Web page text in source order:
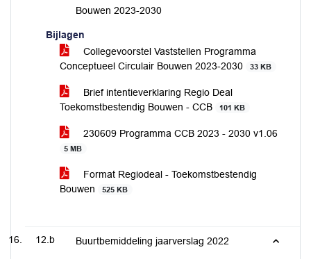
Bouwen 2023-2030
Bijlagen
Collegevoorstel Vaststellen Programma
Conceptueel Circulair Bouwen 2023-2030
33 KB
Brief intentieverklaring Regio Deal
Toekomstbestendig Bouwen - CCB
101 KB
230609 Programma CCB 2023 - 2030 v1.06
5 MB
Format Regiodeal - Toekomstbestendig
Bouwen
525 KB
12.b Buurtbemiddeling jaarverslag 2022